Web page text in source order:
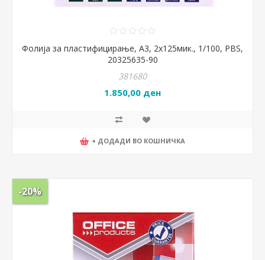
Фолија за пластифицирање, А3, 2x125мик., 1/100, PBS,
20325635-90
381680
1.850,00 ден
+ ДОДАДИ ВО КОШНИЧКА
-20%